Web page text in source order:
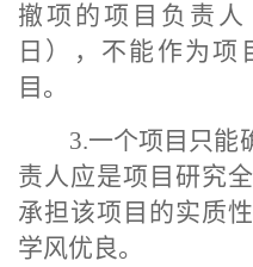
撤项的项目负责人
日），不能作为项
目。
3.一个项目只能
责人应是项目研究
承担该项目的实质
学风优良。